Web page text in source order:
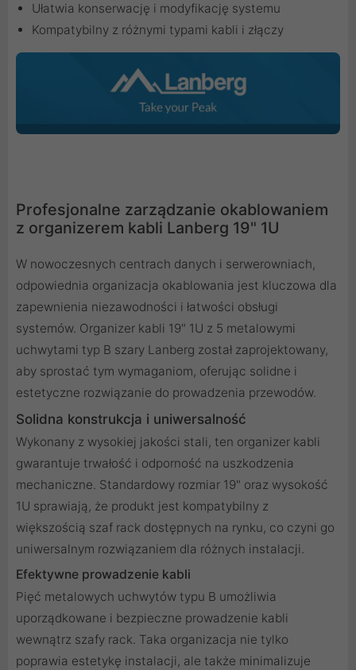
Ułatwia konserwację i modyfikację systemu
Kompatybilny z różnymi typami kabli i złączy
Profesjonalne zarządzanie okablowaniem
z organizerem kabli Lanberg 19" 1U
W nowoczesnych centrach danych i serwerowniach,
odpowiednia organizacja okablowania jest kluczowa dla
zapewnienia niezawodności i łatwości obsługi
systemów. Organizer kabli 19" 1U z 5 metalowymi
uchwytami typ B szary Lanberg został zaprojektowany,
aby sprostać tym wymaganiom, oferując solidne i
estetyczne rozwiązanie do prowadzenia przewodów.
Solidna konstrukcja i uniwersalność
Wykonany z wysokiej jakości stali, ten organizer kabli
gwarantuje trwałość i odporność na uszkodzenia
mechaniczne. Standardowy rozmiar 19" oraz wysokość
1U sprawiają, że produkt jest kompatybilny z
większością szaf rack dostępnych na rynku, co czyni go
uniwersalnym rozwiązaniem dla różnych instalacji.
Efektywne prowadzenie kabli
Pięć metalowych uchwytów typu B umożliwia
uporządkowane i bezpieczne prowadzenie kabli
wewnątrz szafy rack. Taka organizacja nie tylko
poprawia estetykę instalacji, ale także minimalizuje